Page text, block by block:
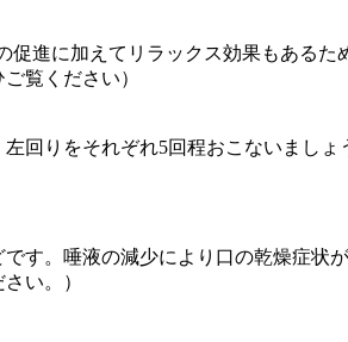
進に加えてリラックス効果もあるた
覧ください）
回りをそれぞれ5回程おこないましょ
す。唾液の減少により口の乾燥症状
い。）